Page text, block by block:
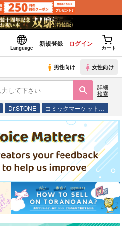
Language
新規登録 ログイン
カート
男性向け 女性向け
詳細
検索
Dr.STONE コミックマーケット…